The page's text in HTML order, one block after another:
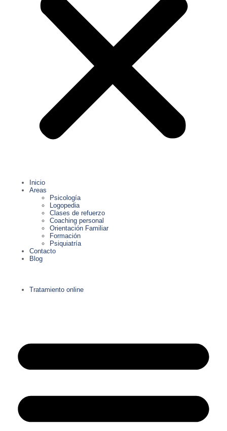
Inicio
Areas
Psicología
Logopedia
Clases de refuerzo
Coaching personal
Orientación Familiar
Formación
Psiquiatría
Contacto
Blog
Tratamiento online